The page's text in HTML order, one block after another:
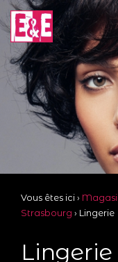
Vous êtes ici ›
Strasbourg › Lingerie
Lingerie